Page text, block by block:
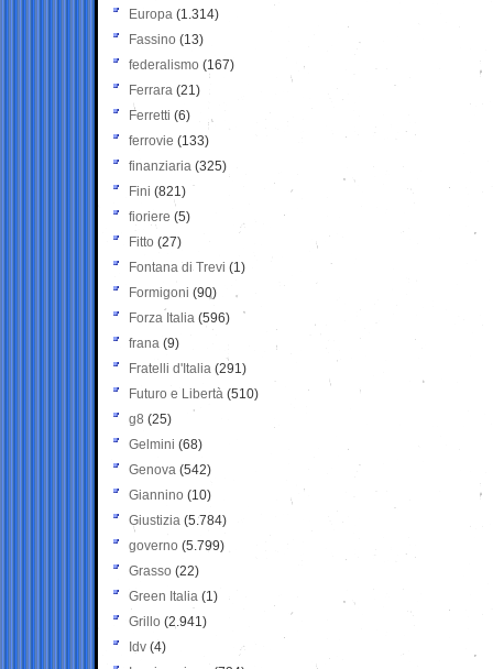
Europa (1.314)
Fassino (13)
federalismo (167)
Ferrara (21)
Ferretti (6)
ferrovie (133)
finanziaria (325)
Fini (821)
fioriere (5)
Fitto (27)
Fontana di Trevi (1)
Formigoni (90)
Forza Italia (596)
frana (9)
Fratelli d'Italia (291)
Futuro e Libertà (510)
g8 (25)
Gelmini (68)
Genova (542)
Giannino (10)
Giustizia (5.784)
governo (5.799)
Grasso (22)
Green Italia (1)
Grillo (2.941)
Idv (4)